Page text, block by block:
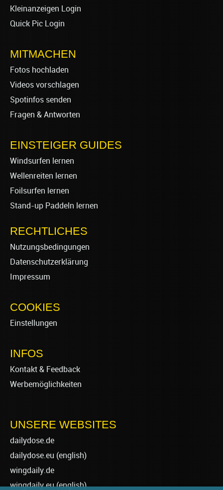
Kleinanzeigen Login
Quick Pic Login
MITMACHEN
Fotos hochladen
Videos vorschlagen
Spotinfos senden
Fragen & Antworten
EINSTEIGER GUIDES
Windsurfen lernen
Wellenreiten lernen
Foilsurfen lernen
Stand-up Paddeln lernen
RECHTLICHES
Nutzungsbedingungen
Datenschutzerklärung
Impressum
COOKIES
Einstellungen
INFOS
Kontakt & Feedback
Werbemöglichkeiten
UNSERE WEBSITES
dailydose.de
dailydose.eu (english)
wingdaily.de
wingdaily.eu(english)